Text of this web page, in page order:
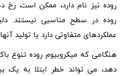
روده نیز نام دارد، ممکن است رخ
روده در سطح مناسبی نیستند.
عملکردهای متفاوتی دارد یا تولید
هنگامی که میکروبیوم روده تنوع
دهد، می تواند خطر ابتلا به یک